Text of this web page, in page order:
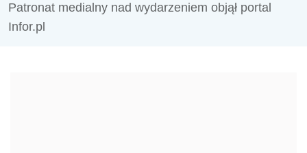
Patronat medialny nad wydarzeniem objął portal
Infor.pl